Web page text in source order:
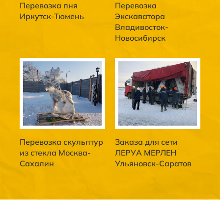
Перевозка пня
Иркутск-Тюмень
Перевозка
Экскаватора
Владивосток-
Новосибирск
Перевозка скульптур
из стекла Москва-
Сахалин
Заказа для сети
ЛЕРУА МЕРЛЕН
Ульяновск-Саратов